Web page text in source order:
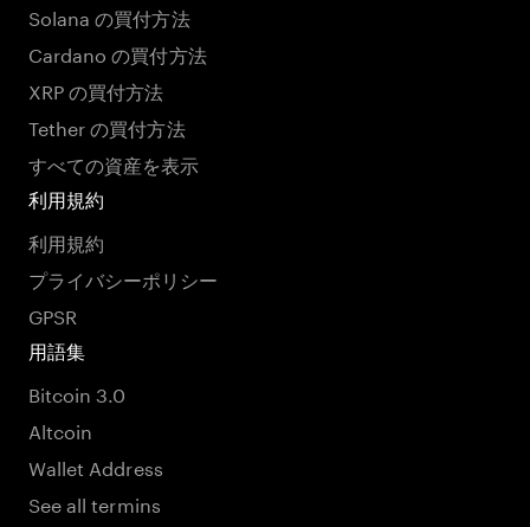
Solana の買付方法
Cardano の買付方法
XRP の買付方法
Tether の買付方法
すべての資産を表示
利用規約
利用規約
プライバシーポリシー
GPSR
用語集
Bitcoin 3.0
Altcoin
Wallet Address
See all termins